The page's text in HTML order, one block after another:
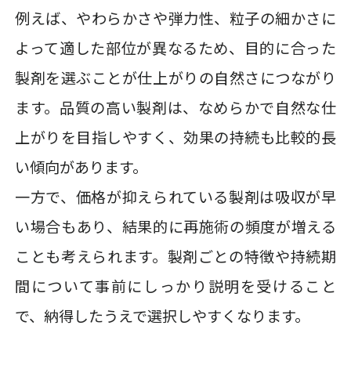
例えば、やわらかさや弾力性、粒子の細かさに
よって適した部位が異なるため、目的に合った
製剤を選ぶことが仕上がりの自然さにつながり
ます。品質の高い製剤は、なめらかで自然な仕
上がりを目指しやすく、効果の持続も比較的長
い傾向があります。
一方で、価格が抑えられている製剤は吸収が早
い場合もあり、結果的に再施術の頻度が増える
ことも考えられます。製剤ごとの特徴や持続期
間について事前にしっかり説明を受けること
で、納得したうえで選択しやすくなります。